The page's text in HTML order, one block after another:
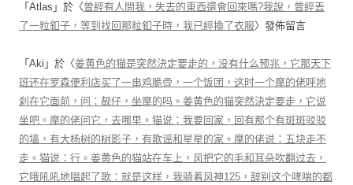
「 Atlas 」於〈曾經有人問我，失去的東西還會回來嗎?我說，曾經丟
了一粒釦子，等到找回那粒釦子時，我已經換了衣服〉發佈留言
「 Aki 」於〈姜黄色的猫是突然決定要走的，没有什么预兆，它那天下
班还在罗森便利店买了一串鸡脆骨，一个饭团，这时一个摩的佬呼地
刹在它面前，问：靓仔，坐摩的吗。姜黄色的猫突然決定要走，它说
坐吧。摩的佬问它，去哪里。猫说：我要回家，回有那个有斑斑驳驳
的墙，有大杨树的树影子，有歌谣和星星的家。摩的佬说：五块走不
走。猫说：行。姜黄色的猫站在车上，风把它的毛和耳朵吹翻过去，
它哦吼吼地唱起了歌：就是这样，我骑着风神125，辞别这个哮喘的都